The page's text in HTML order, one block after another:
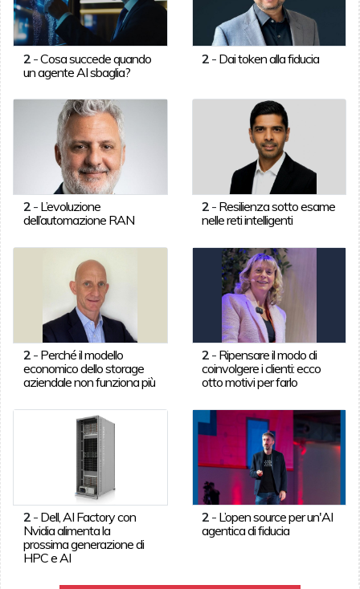
2-Cosa succede quando
un agente AI sbaglia?
2 - Dai token alla fiducia
2- L’evoluzione
dell’automazione RAN
2 - Resilienza sotto esame
nelle reti intelligenti
2- Perché il modello
economico dello storage
aziendale non funziona più
2 - Ripensare il modo di
coinvolgere i clienti: ecco
otto motivi per farlo
2- Dell, AI Factory con
Nvidia alimenta la
prossima generazione di
HPC e AI
2 - L’open source per un'AI
agentica di fiducia